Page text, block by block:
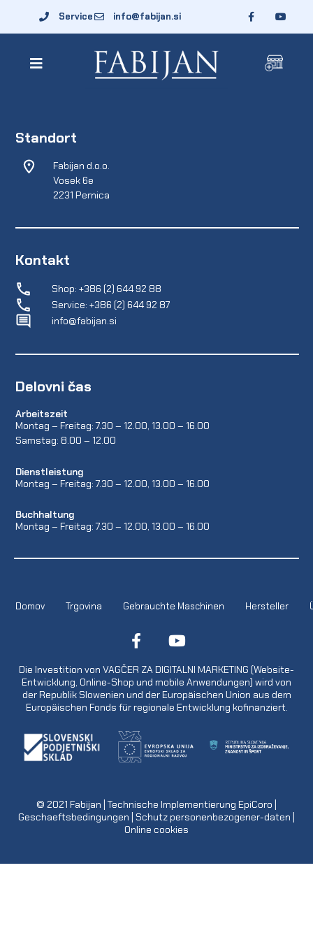
Service info@fabijan.si
Standort
Fabijan d.o.o.
Vosek 6e
2231 Pernica
Kontakt
Shop: +386 (2) 644 92 88
Service: +386 (2) 644 92 87
info@fabijan.si
Delovni čas
Arbeitszeit
Montag – Freitag: 7.30 – 12.00, 13.00 – 16.00
Samstag: 8.00 – 12.00
Dienstleistung
Montag – Freitag: 7.30 – 12.00, 13.00 – 16.00
Buchhaltung
Montag – Freitag: 7.30 – 12.00, 13.00 – 16.00
Domov Trgovina Gebrauchte Maschinen Hersteller
Die Investition von VAGČER ZA DIGITALNI MARKETING (Website-
Entwicklung, Online-Shop und mobile Anwendungen) wird von
der Republik Slowenien und der Europäischen Union aus dem
Europäischen Fonds für regionale Entwicklung kofinanziert.
© 2021 Fabijan | Technische Implementierung EpiCoro
Geschaeftsbedingungen Schutz personenbezogener-daten
Online cookies